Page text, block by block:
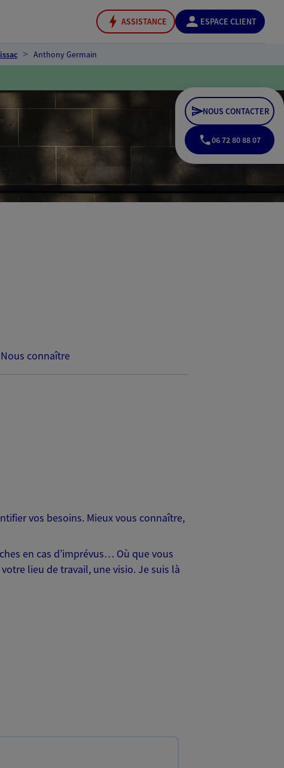
ASSISTANCE ESPACE CLIENT
Anthony Germain
NOUS CONTACTER
06 72 80 88 07
Nous connaître
vos besoins. Mieux vous connaître,
en cas d’imprévus… Où que vous
lieu de travail, une visio. Je suis là